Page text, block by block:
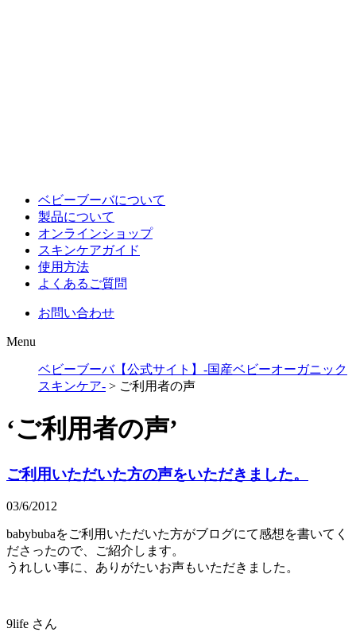
ベビーブーバについて
製品について
オンラインショップ
スキンケアガイド
使用方法
よくあるご質問
お問い合わせ
Menu
ベビーブーバ【公式サイト】-国産ベビーオーガニック
スキンケア- > ご利用者の声
‘ご利用者の声’
ご利用いただいた方の声をいただきました。
03/6/2012
babybubaをご利用いただいた方がブログにて感想を書いてく
ださったので、ご紹介します。
うれしい事に、ありがたいお声もいただきました。
9life さん